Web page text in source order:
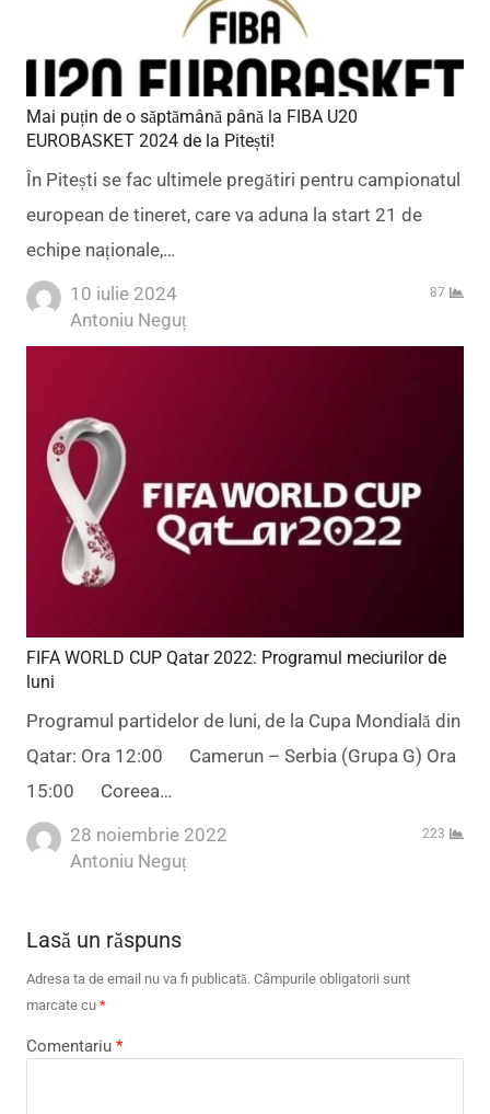
Mai puțin de o săptămână până la FIBA U20
EUROBASKET 2024 de la Pitești!
În Pitești se fac ultimele pregătiri pentru campionatul
european de tineret, care va aduna la start 21 de
echipe naționale,…
10 iulie 2024
Author
Antoniu Neguț
87
FIFA WORLD CUP Qatar 2022: Programul meciurilor de
luni
Programul partidelor de luni, de la Cupa Mondială din
Qatar: Ora 12:00 Camerun – Serbia (Grupa G) Ora
15:00 Coreea…
28 noiembrie 2022
Author
Antoniu Neguț
223
Lasă un răspuns
Adresa ta de email nu va fi publicată. Câmpurile obligatorii sunt
marcate cu *
Comentariu *